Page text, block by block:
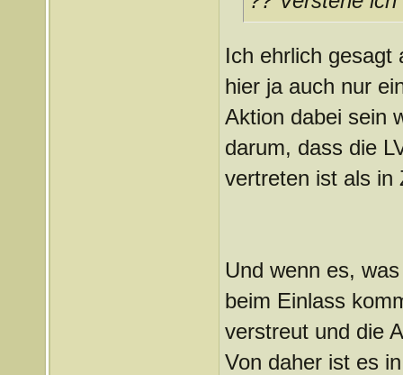
Ich ehrlich gesagt
hier ja auch nur
Aktion dabei sein
darum, dass die
vertreten ist als in
Und wenn es,
beim Einlass
verstreut und die
Von daher ist es